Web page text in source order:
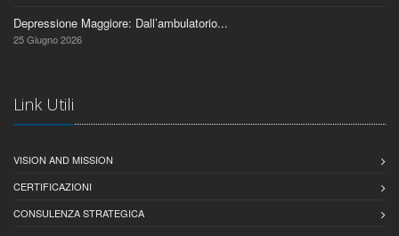
Depressione Maggiore: Dall’ambulatorio...
25 Giugno 2026
Link Utili
VISION AND MISSION
CERTIFICAZIONI
CONSULENZA STRATEGICA